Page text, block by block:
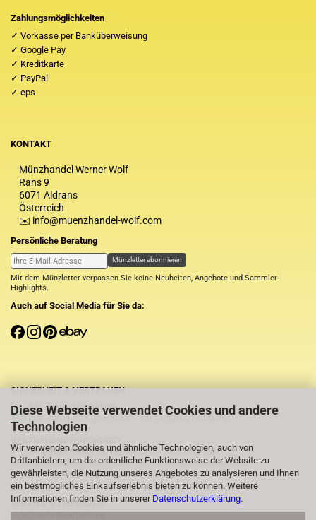
Diese Webseite verwendet Cookies und andere
Technologien
Wir verwenden Cookies und ähnliche Technologien, auch von
Drittanbietern, um die ordentliche Funktionsweise der Website zu
gewährleisten, die Nutzung unseres Angebotes zu analysieren und Ihnen
ein bestmögliches Einkaufserlebnis bieten zu können. Weitere
Informationen finden Sie in unserer Datenschutzerklärung.
Zahlungsmöglichkeiten
✓ Vorkasse per Banküberweisung
✓ Google Pay
✓ Kreditkarte
✓ PayPal
✓ eps
KONTAKT
Münzhandel Werner Wolf
Rans 9
6071 Aldrans
Österreich
✉️ info@muenzhandel-wolf.com
Persönliche Beratung
Münzletter abonnieren
Mit dem Münzletter verpassen Sie keine Neuheiten, Angebote und Sammler-
Highlights.
Auch auf Social Media für Sie da:
SICHERHEIT & VERTRAUEN
SSL-Verschlüsselung
Ihre Daten sind geschützt – für sicheres Einkaufen.
✓ Mitglied der Tiroler Numismatischen Gesellschaft
✓ Shopbewertung: 5.00 / 5.00 – echte Kundenzufriedenheit
✓⭐Über 1.000 zufriedene Käufer auf eBay
SERVICE & LIEFERUNG
✓ Schnelle Bearbeitung